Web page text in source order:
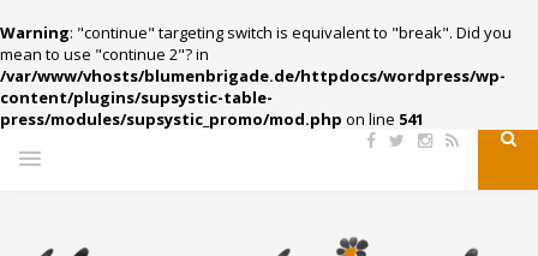
Warning: "continue" targeting switch is equivalent to "break". Did you
mean to use "continue 2"? in
/var/www/vhosts/blumenbrigade.de/httpdocs/wordpress/wp-
content/plugins/supsystic-table-
press/modules/supsystic_promo/mod.php on line 541